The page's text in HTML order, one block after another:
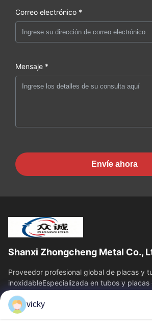
Correo electrónico *
Mensaje *
Envíe ahora
Shanxi Zhongcheng Metal Co.,
Proveedor profesional global de placas y
inoxidableEspecializada en tubos y
brinda una solución de...
Vínculos Rápidos
vicky